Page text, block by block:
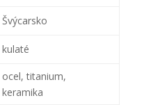
Švýcarsko
kulaté
ocel, titanium,
keramika